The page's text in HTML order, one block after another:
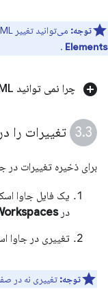
توجه: می‌توانید تغییر HTML را از پنل
Elements
.
چرا نمی توانید HTML را از پنل
تغییرات را
برای ذخیره تغییرات در
یک فایل جاوا
در
تغییری در جاوا
توجه: تغییری نه در